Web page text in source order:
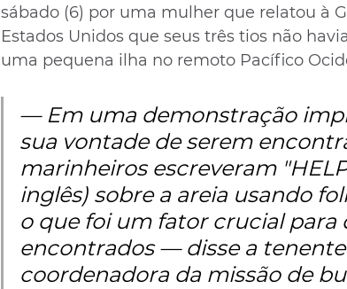
sábado (6) por uma mulher que relatou à
Estados Unidos que seus três tios não
uma pequena ilha no remoto Pacífico
— Em uma demonstração
sua vontade de serem
marinheiros escreveram
inglês) sobre a areia usando
o que foi um fator crucial para
encontrados — disse a tenente
coordenadora da missão de